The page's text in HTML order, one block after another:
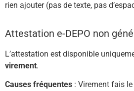
rien ajouter (pas de texte, pas
Attestation e-DEPO non
L’attestation est disponible
virement.
Causes fréquentes : Virement fais le